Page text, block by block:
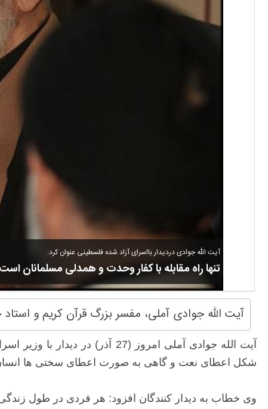
آیت الله جوادی دردیدار بااسرای آزاد شده فلسطینی عنوان کرد:
تنها راه مقابله با کفار وحدت و همدلی مسلمانان است
آیت الله جوادی آملی، مفسر بزرگ قرآن کریم و
آیت الله جوادی آملی امروز
شکل اعطای نعت و گاهی به صورت اعطای سختی ها
وی خطاب به دیدار کنندگان افزود: هر فردی در طول